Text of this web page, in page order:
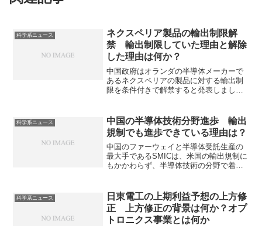
科学系ニュース
ネクスペリア製品の輸出制限解
禁 輸出制限していた理由と解除
した理由は何か？
中国政府はオランダの半導体メーカーで
あるネクスペリアの製品に対する輸出制
限を条件付きで解禁すると発表しまし
場で世界的なシェアをもっており、サプ
ライチェーンにも大きな混乱が起きてい
ました。輸出制限や解禁の理由を知るこ
とができます。
科学系ニュース
中国の半導体技術分野進歩 輸出
規制でも進歩できている理由は？
中国のファーウェイと半導体受託生産の
最大手であるSMICは、米国の輸出規制に
もかかわらず、半導体技術の分野で着実
実な進歩ができている理由や今後の展望
を知ることができます。
科学系ニュース
日東電工の上期利益予想の上方修
正 上方修正の背景は何か？オプ
トロニクス事業とは何か